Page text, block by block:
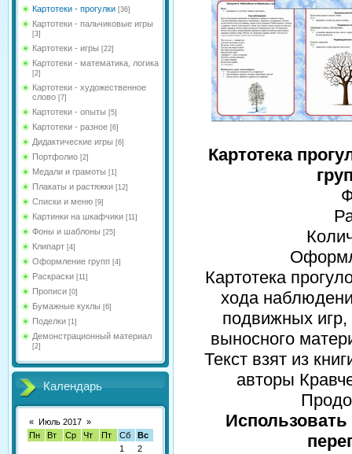
Картотеки - прогулки [36]
Картотеки - пальчиковые игры
[3]
Картотеки - игры [22]
Картотеки - математика, логика
[2]
Картотеки - художественное
слово [7]
Картотеки - опыты [5]
Картотеки - разное [6]
Дидактические игры [6]
Портфолио [2]
Медали и грамоты [1]
Плакаты и растяжки [12]
Списки и меню [9]
Картинки на шкафчики [11]
Фоны и шаблоны [25]
Клипарт [4]
Оформление групп [4]
Раскраски [11]
Прописи [0]
Бумажные куклы [6]
Поделки [1]
Демонстрационный материал
[2]
Календарь
« Июль 2017 »
Пн
Вт Ср Чт Пт Сб
Вс
1
2
Картотека
Картотека
хода
подвижных
выносного
Текст взят из
авторы